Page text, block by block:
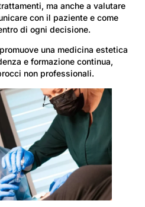
ma anche a valutare
con il paziente e come
di ogni decisione.
una medicina estetica
e formazione continua,
non professionali.